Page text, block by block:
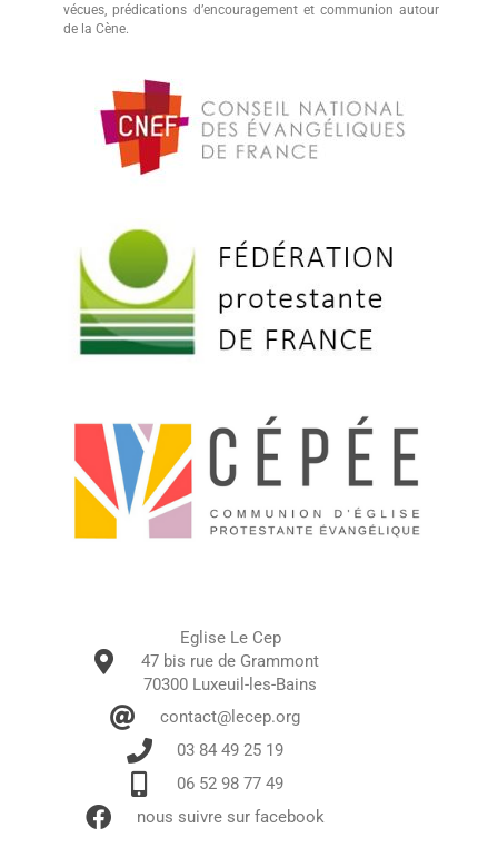
vécues, prédications d’encouragement et communion autour
de la Cène.
Eglise Le Cep
47 bis rue de Grammont
70300 Luxeuil-les-Bains
contact@lecep.org
03 84 49 25 19
06 52 98 77 49
nous suivre sur facebook